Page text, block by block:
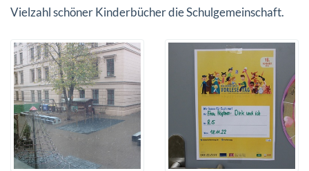
Vielzahl schöner Kinderbücher die Schulgemeinschaft.